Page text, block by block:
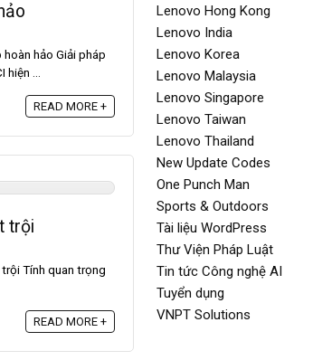
hảo Giải pháp
hiện ...
READ MORE +
trội
Tính quan trọng
READ MORE +
Lenovo Hong Kong
Lenovo India
Lenovo Korea
Lenovo Malaysia
Lenovo Singapore
Lenovo Taiwan
Lenovo Thailand
New Update Codes
One Punch Man
Sports & Outdoors
Tài liệu WordPress
Thư Viện Pháp Luật
Tin tức Công nghệ AI
Tuyển dụng
VNPT Solutions